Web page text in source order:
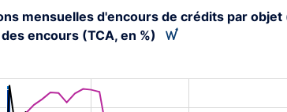
mensuelles d'encours de crédits par
encours (TCA, en %)
chart with 6 data series.